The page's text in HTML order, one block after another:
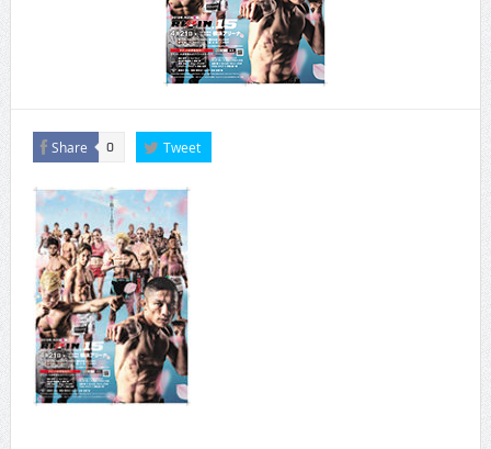
CINEMA×STYLE 294号
Share 0 Tweet